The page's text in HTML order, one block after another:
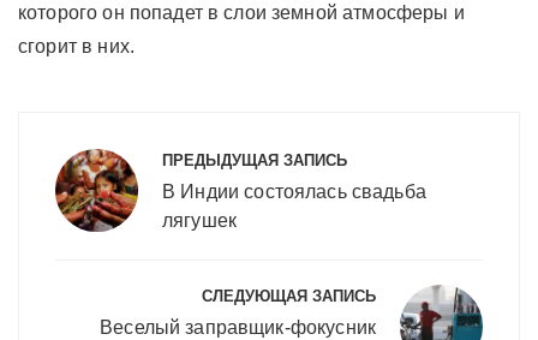
которого он попадет в слои земной атмосферы и
сгорит в них.
записям
ПРЕДЫДУЩАЯ ЗАПИСЬ
В Индии состоялась свадьба
лягушек
СЛЕДУЮЩАЯ ЗАПИСЬ
Веселый заправщик-фокусник